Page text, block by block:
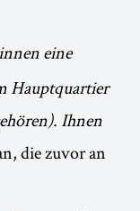
eine
Hauptquartier
Ihnen
die zuvor an